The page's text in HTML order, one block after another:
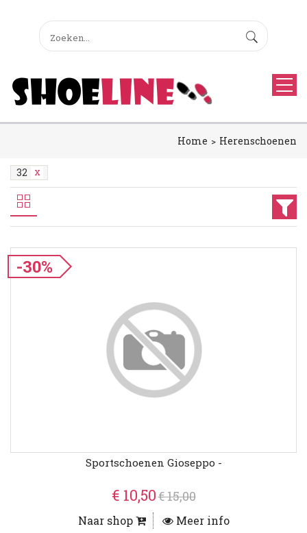
Home Herenschoenen
32
-30%
Sportschoenen Gioseppo -
€ 10,50€ 15,00
Naar shop Meer info